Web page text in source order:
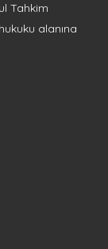
Tahkim
alanına